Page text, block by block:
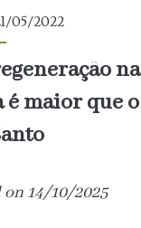
05/2022
na
é maior que o
14/10/2025